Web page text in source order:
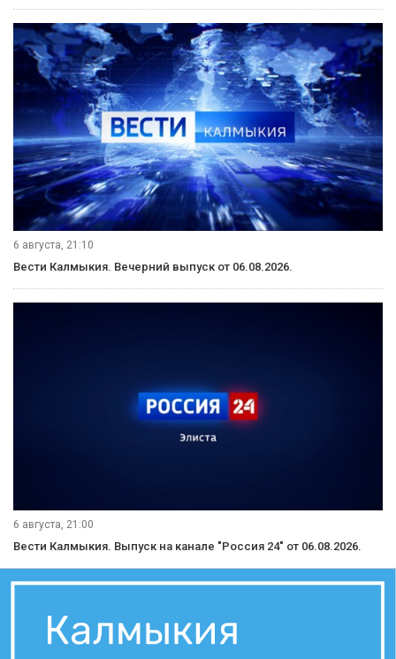
6 августа, 21:10
Вести Калмыкия. Вечерний выпуск от 06.08.2026.
6 августа, 21:00
Вести Калмыкия. Выпуск на канале "Россия 24" от 06.08.2026.